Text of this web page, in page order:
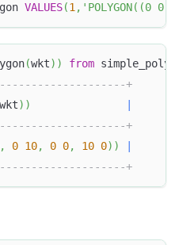
VALUES(1, 'POLYGON((0
(wkt) ) from
+
wkt) )
+
, 0 10, 0 0, 10 0) )
+